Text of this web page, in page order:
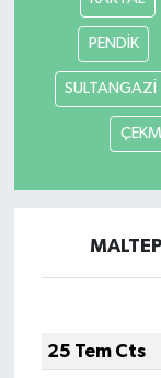
PENDİK
SULTANGAZİ
25 Tem Cts